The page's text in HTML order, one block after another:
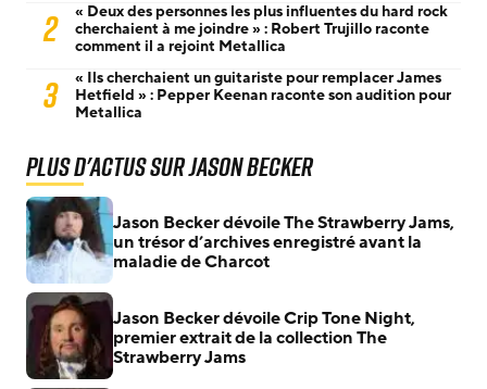
2
« Deux des personnes les plus influentes du hard rock
cherchaient à me joindre » : Robert Trujillo raconte
comment il a rejoint Metallica
3
« Ils cherchaient un guitariste pour remplacer James
Hetfield » : Pepper Keenan raconte son audition pour
Metallica
Plus d'actus sur Jason Becker
Jason Becker dévoile The Strawberry Jams,
un trésor d’archives enregistré avant la
maladie de Charcot
Jason Becker dévoile Crip Tone Night,
premier extrait de la collection The
Strawberry Jams